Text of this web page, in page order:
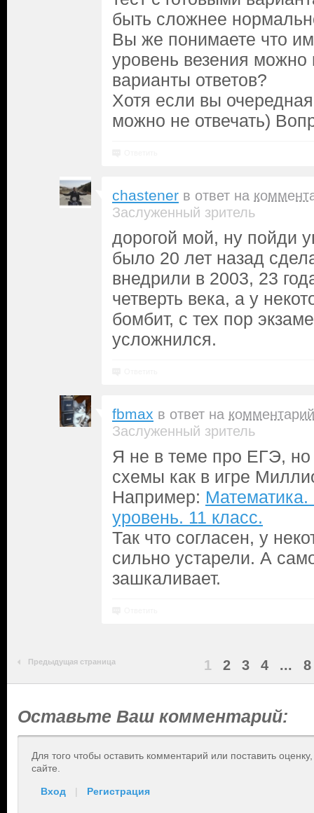
быть сложнее
Вы же понимаете что
уровень везения можно
варианты ответов?
Хотя если вы
можно не отвечать)
chastener в ответ на
Заслуженный зритель
дорогой мой, ну пойди
было 20 лет назад
внедрили в 2003, 23
четверть века, а у
бомбит, с тех пор
усложнился.
fbmax в ответ на комментарий
Заслуженный зритель
Я не в теме про ЕГЭ, но
схемы как в игре
Например:
уровень. 11 класс.
Так что согласен, у
сильно устарели. А
зашкаливает.
Предыдущая страница 1 2 3 4 ... 8
Оставьте Ваш комментарий:
Для того чтобы оставить комментарий или поставить
сайте.
Вход | Регистрация